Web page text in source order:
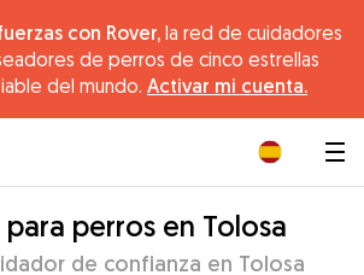
con Rover, la red de cuidadores
de perros de cinco estrellas
del mundo. Activar mi cuenta.
perros en Tolosa
de confianza en Tolosa